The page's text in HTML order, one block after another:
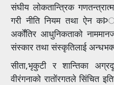
संघीय लोकतान्त्रिक
गरी नीति नियम तथा ऐन
अर्कोंतिर आधुनिकताको
संस्कार तथा संस्कृतिलाई
सीता,भृकुटी र शान्तिका
वीरंगनाको रातोंरगतले सिंचित